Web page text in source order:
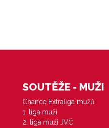
SOUTĚŽE - MUŽI
Chance Extraliga mužů
1. liga muži
2. liga muži JVČ